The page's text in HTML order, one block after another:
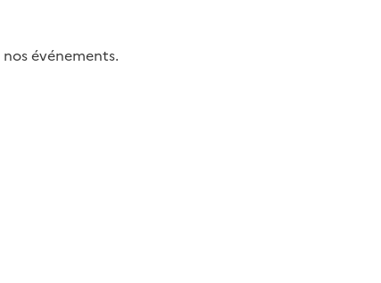
événements.